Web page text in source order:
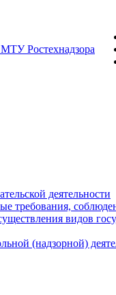
Ростехнадзора
деятельности
требования,
видов
(надзорной)